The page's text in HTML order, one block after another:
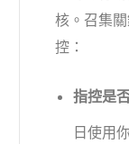
核。召集
控：
指控是
日使用